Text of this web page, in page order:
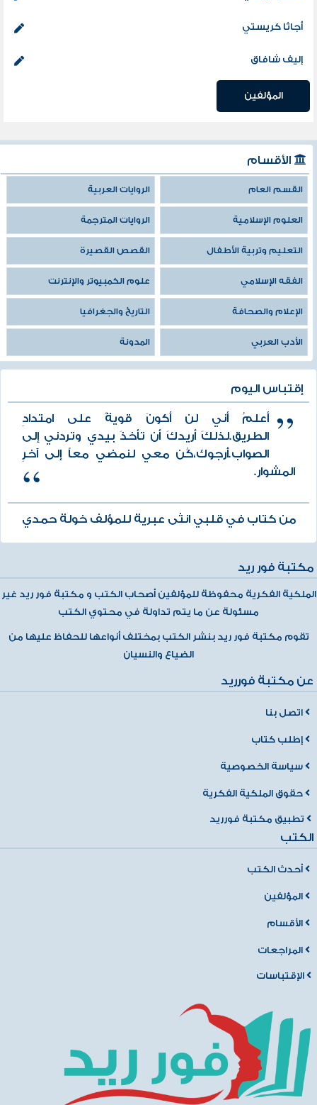
أجاثا كريستي
إليف شافاق
المؤلفين
الأقسام
القسم العام الروايات العربية
العلوم الإسلامية الروايات المترجمة
التعليم وتربية الأطفال القصص القصيرة
الفقه الإسلامي علوم الكمبيوتر والإنترنت
الإعلام والصحافة التاريخ والجغرافيا
الأدب العربي المدونة
إقتباس اليوم
أعلمُ أني لن أكونَ قويةً على امتدادِ
الطريق.لذلكَ أريدكَ أن تأخذَ بيدي وتردني إلى
الصواب.أرجوك،كُن معي لنمضي معاً إلى آخرِ
المشوار.
من كتاب في قلبي انثى عبرية للمؤلف خولة حمدي
مكتبة فور ريد
الملكية الفكرية محفوظة للمؤلفين أصحاب الكتب و مكتبة فور ريد غير
مسئولة عن ما يتم تداولة في محتوي الكتب
تقوم مكتبة فور ريد بنشر الكتب بمختلف أنواعها للحفاظ عليها من
الضياع والنسيان
عن مكتبة فورريد
اتصل بنا
إطلب كتاب
سياسة الخصوصية
حقوق الملكية الفكرية
تطبيق مكتبة فورريد
الكتب
أحدث الكتب
المؤلفين
الأقسام
المراجعات
الإقتباسات